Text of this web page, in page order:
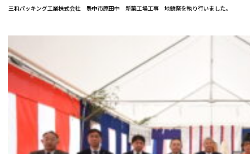
三和パッキング工業株式会社 豊中市原田中 新築工場工事 地鎮祭を執り行いました。